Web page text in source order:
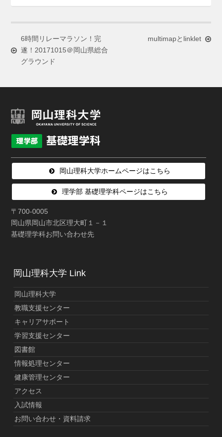
6時間リレーマラソン！完
遂！20171015＠岡山県総合
グラウンド
multimapとlinklet
岡山理科大学ホームページはこちら
理学部 基礎理学科ページはこちら
〒700-0005
岡山県岡山市北区理大町１－１
基礎理学科お問い合わせ先
岡山理科大学 Link
岡山理科大学
教職支援センター
キャリアサポート
学習支援センター
図書館
情報処理センター
健康管理センター
アクセス
入試情報
お問い合わせ・資料請求